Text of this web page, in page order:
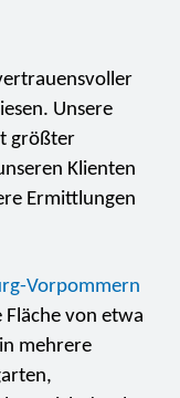
Unsere
größter
Klienten
Ermittlungen
Vorpommern
von etwa
mehrere